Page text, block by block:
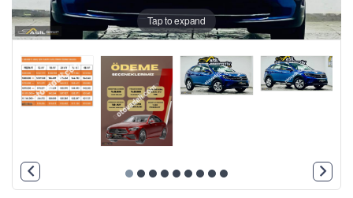
Tap to expand